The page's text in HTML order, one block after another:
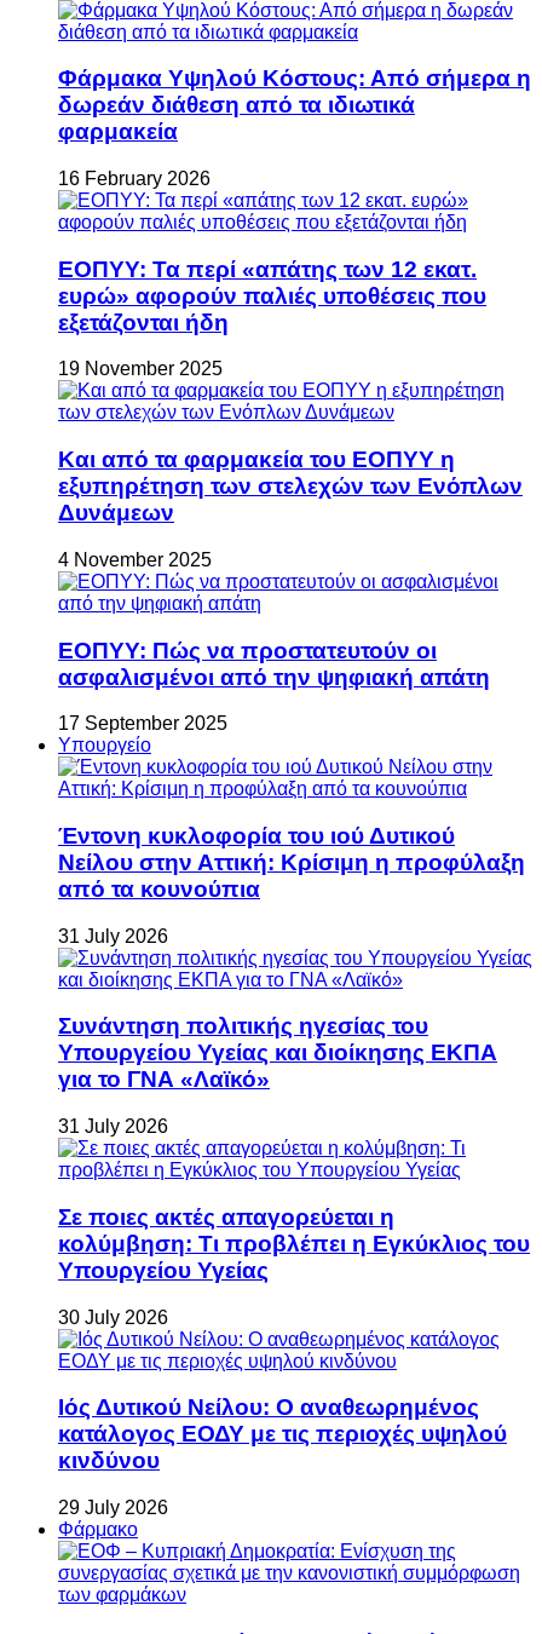
Φάρμακα Υψηλού Κόστους: Από σήμερα η
δωρεάν διάθεση από τα ιδιωτικά
φαρμακεία
16 February 2026
ΕΟΠΥΥ: Τα περί «απάτης των 12 εκατ.
ευρώ» αφορούν παλιές υποθέσεις που
εξετάζονται ήδη
19 November 2025
Και από τα φαρμακεία του ΕΟΠΥΥ η
εξυπηρέτηση των στελεχών των Ενόπλων
Δυνάμεων
4 November 2025
ΕΟΠΥΥ: Πώς να προστατευτούν οι
ασφαλισμένοι από την ψηφιακή απάτη
17 September 2025
Υπουργείο
Έντονη κυκλοφορία του ιού Δυτικού
Νείλου στην Αττική: Κρίσιμη η προφύλαξη
από τα κουνούπια
31 July 2026
Συνάντηση πολιτικής ηγεσίας του
Υπουργείου Υγείας και διοίκησης ΕΚΠΑ
για το ΓΝΑ «Λαϊκό»
31 July 2026
Σε ποιες ακτές απαγορεύεται η
κολύμβηση: Τι προβλέπει η Εγκύκλιος του
Υπουργείου Υγείας
30 July 2026
Ιός Δυτικού Νείλου: Ο αναθεωρημένος
κατάλογος ΕΟΔΥ με τις περιοχές υψηλού
κινδύνου
29 July 2026
Φάρμακο